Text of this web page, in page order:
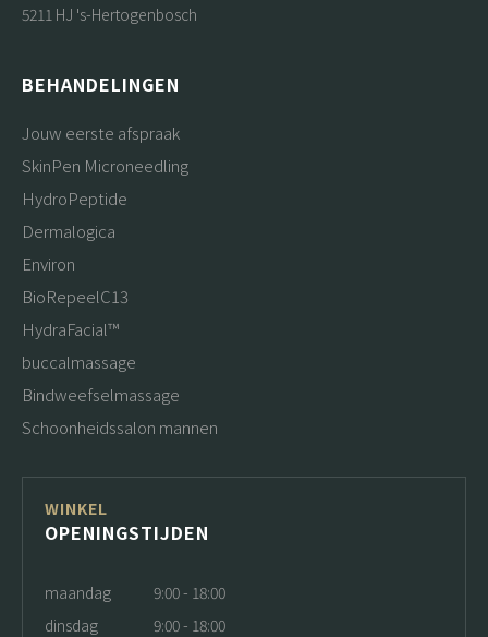
5211 HJ 's-Hertogenbosch
BEHANDELINGEN
Jouw eerste afspraak
SkinPen Microneedling
HydroPeptide
Dermalogica
Environ
BioRepeelC13
HydraFacial™
buccalmassage
Bindweefselmassage
Schoonheidssalon mannen
WINKEL
OPENINGSTIJDEN
maandag
9:00 - 18:00
dinsdag
9:00 - 18:00